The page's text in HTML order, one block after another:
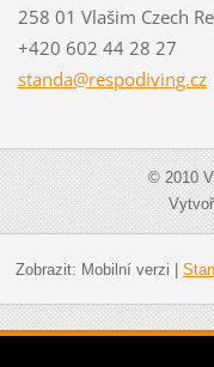
258 01 Vlašim Czech
+420 602 44 28 27
standa@respodiving.cz
© 2010
Zobrazit: Mobilní verzi